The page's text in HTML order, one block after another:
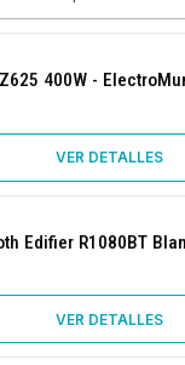
400W -
VER DETALLES
Edifier R1080BT
VER DETALLES